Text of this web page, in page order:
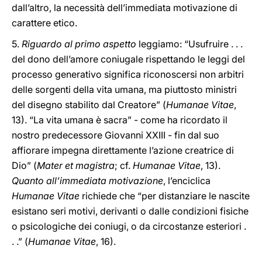
dall’altro, la necessità dell’immediata motivazione di
carattere etico.
5. Riguardo al primo aspetto leggiamo: “Usufruire . . .
del dono dell’amore coniugale rispettando le leggi del
processo generativo significa riconoscersi non arbitri
delle sorgenti della vita umana, ma piuttosto ministri
del disegno stabilito dal Creatore” (Humanae Vitae,
13). “La vita umana è sacra” - come ha ricordato il
nostro predecessore Giovanni XXIII - fin dal suo
affiorare impegna direttamente l’azione creatrice di
Dio” (Mater et magistra; cf. Humanae Vitae, 13).
Quanto all’immediata motivazione, l’enciclica
Humanae Vitae richiede che “per distanziare le nascite
esistano seri motivi, derivanti o dalle condizioni fisiche
o psicologiche dei coniugi, o da circostanze esteriori .
. .” (Humanae Vitae, 16).